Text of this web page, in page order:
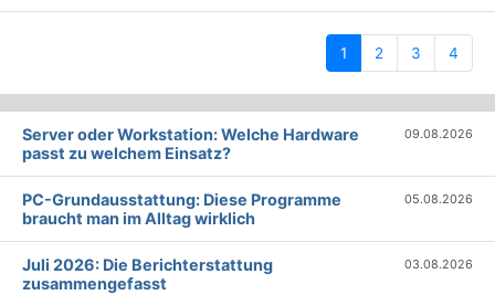
1 (current)
2 3 4
Server oder Workstation: Welche Hardware
passt zu welchem Einsatz?
09.08.2026
PC-Grundausstattung: Diese Programme
braucht man im Alltag wirklich
05.08.2026
Juli 2026: Die Bericht­erstattung
zusammengefasst
03.08.2026